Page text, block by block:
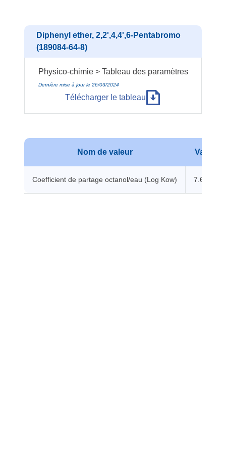
Diphenyl ether, 2,2',4,4',6-Pentabromo
(189084-64-8)
Physico-chimie > Tableau des paramètres
Dernière mise à jour le 26/03/2024
Télécharger le tableau
Nom de valeur Valeur
Coefficient de partage octanol/eau (Log Kow) 7.6597 -